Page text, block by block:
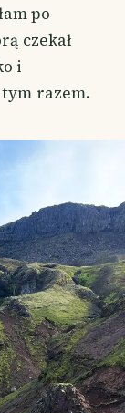
po
czekał
i
tym razem.